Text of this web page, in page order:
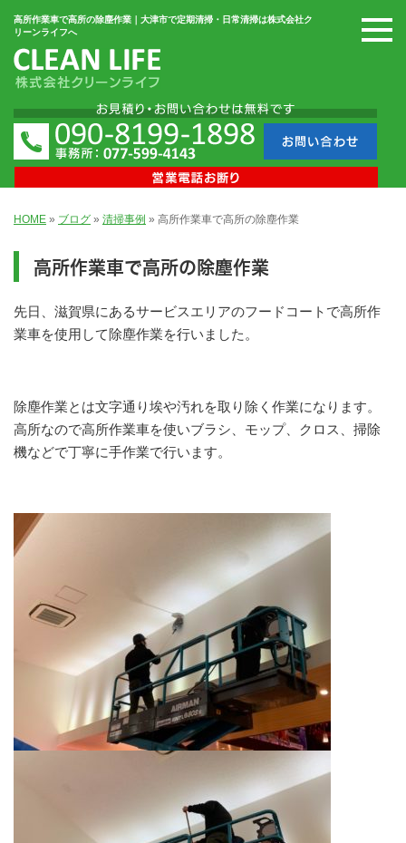
高所作業車で高所の除塵作業｜大津市で定期清掃・日常清掃は株式会社ク
リーンライフへ
HOME » ブログ » 清掃事例 » 高所作業車で高所の除塵作業
高所作業車で高所の除塵作業
先日、滋賀県にあるサービスエリアのフードコートで高所作
業車を使用して除塵作業を行いました。
除塵作業とは文字通り埃や汚れを取り除く作業になります。
高所なので高所作業車を使いブラシ、モップ、クロス、掃除
機などで丁寧に手作業で行います。